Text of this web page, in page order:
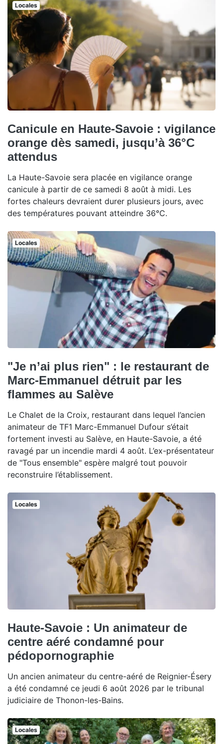
Locales
Canicule en Haute-Savoie : vigilance
orange dès samedi, jusqu’à 36°C
attendus
La Haute-Savoie sera placée en vigilance orange
canicule à partir de ce samedi 8 août à midi. Les
fortes chaleurs devraient durer plusieurs jours, avec
des températures pouvant atteindre 36°C.
Locales
"Je n’ai plus rien" : le restaurant de
Marc-Emmanuel détruit par les
flammes au Salève
Le Chalet de la Croix, restaurant dans lequel l’ancien
animateur de TF1 Marc-Emmanuel Dufour s’était
fortement investi au Salève, en Haute-Savoie, a été
ravagé par un incendie mardi 4 août. L’ex-présentateur
de "Tous ensemble" espère malgré tout pouvoir
reconstruire l’établissement.
Locales
Haute-Savoie : Un animateur de
centre aéré condamné pour
pédopornographie
Un ancien animateur du centre-aéré de Reignier-Ésery
a été condamné ce jeudi 6 août 2026 par le tribunal
judiciaire de Thonon-les-Bains.
Locales